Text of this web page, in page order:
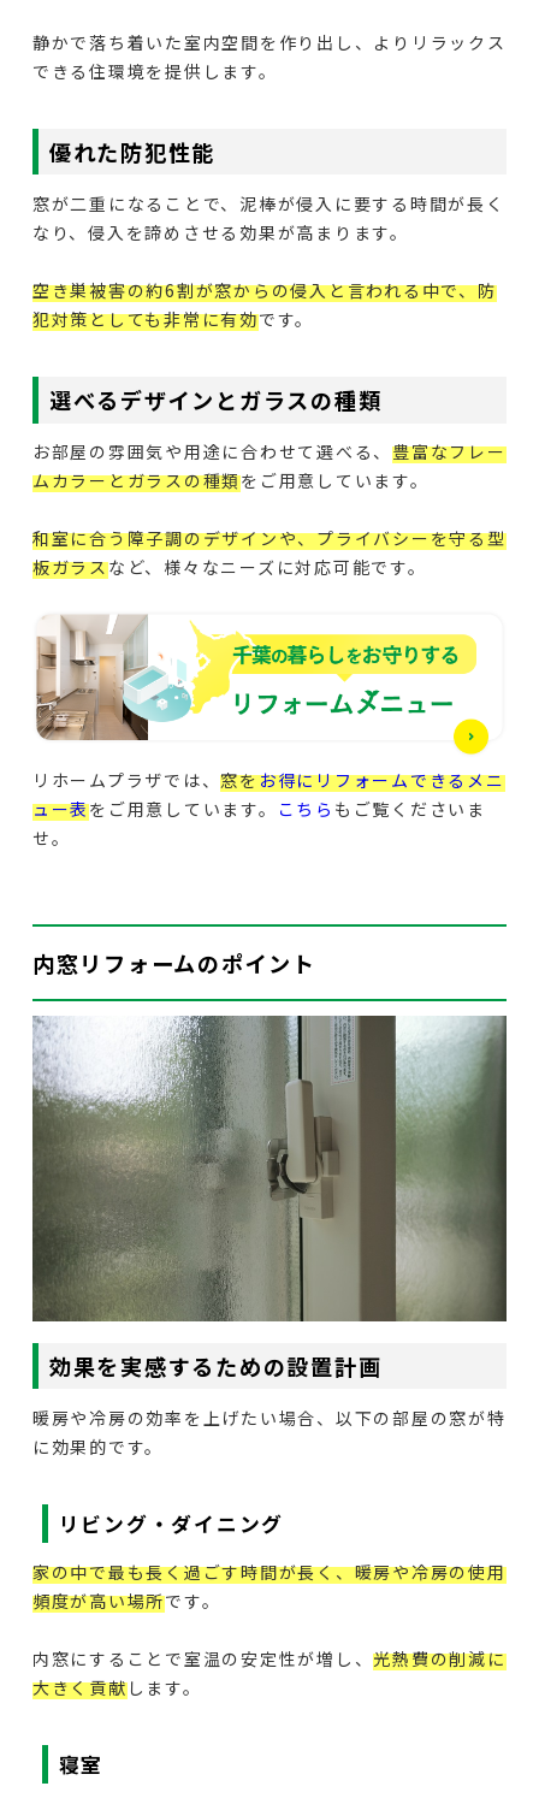
静かで落ち着いた室内空間を作り出し、よりリラックス
できる住環境を提供します。
優れた防犯性能
窓が二重になることで、泥棒が侵入に要する時間が長く
なり、侵入を諦めさせる効果が高まります。
空き巣被害の約6割が窓からの侵入と言われる中で、防
犯対策としても非常に有効です。
選べるデザインとガラスの種類
お部屋の雰囲気や用途に合わせて選べる、豊富なフレー
ムカラーとガラスの種類をご用意しています。
和室に合う障子調のデザインや、プライバシーを守る型
板ガラスなど、様々なニーズに対応可能です。
リホームプラザでは、窓をお得にリフォームできるメニ
ュー表をご用意しています。 こちら もご覧くださいま
せ。
内窓リフォームのポイント
効果を実感するための設置計画
暖房や冷房の効率を上げたい場合、以下の部屋の窓が特
に効果的です。
リビング・ダイニング
家の中で最も長く過ごす時間が長く、暖房や冷房の使用
頻度が高い場所です。
内窓にすることで室温の安定性が増し、光熱費の削減に
大きく貢献します。
寝室